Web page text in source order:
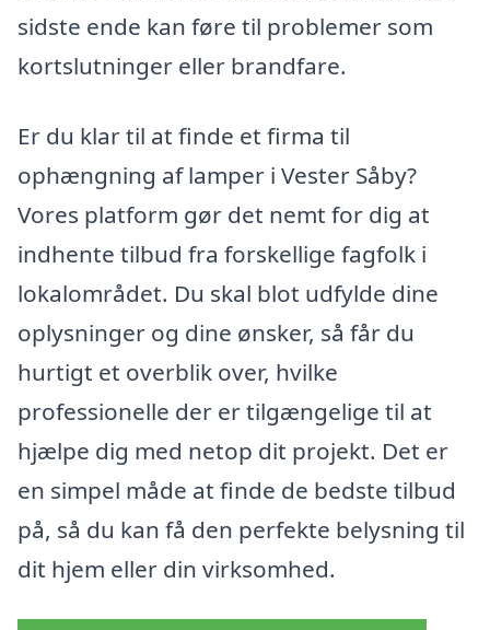
sidste ende kan føre til problemer som
kortslutninger eller brandfare.
Er du klar til at finde et firma til
ophængning af lamper i Vester Såby?
Vores platform gør det nemt for dig at
indhente tilbud fra forskellige fagfolk i
lokalområdet. Du skal blot udfylde dine
oplysninger og dine ønsker, så får du
hurtigt et overblik over, hvilke
professionelle der er tilgængelige til at
hjælpe dig med netop dit projekt. Det er
en simpel måde at finde de bedste tilbud
på, så du kan få den perfekte belysning til
dit hjem eller din virksomhed.